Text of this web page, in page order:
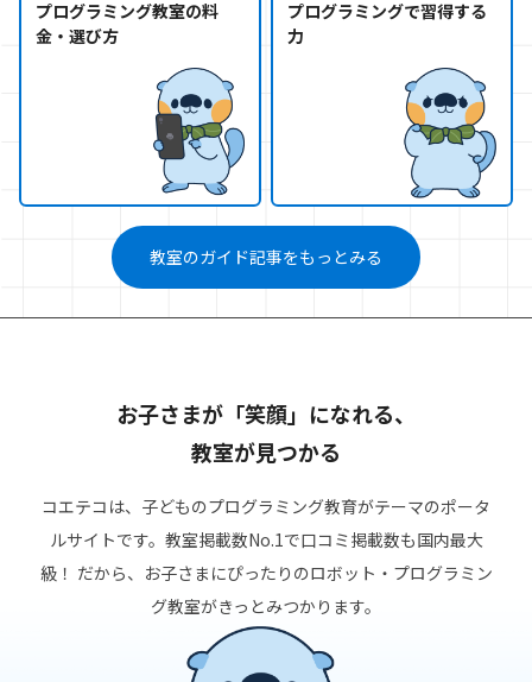
プログラミング教室の料
金・選び方
プログラミングで習得する
力
教室のガイド記事をもっとみる
お子さまが「笑顔」になれる、
教室が見つかる
コエテコは、子どものプログラミング教育がテーマのポータ
ルサイトです。教室掲載数No.1で口コミ掲載数も国内最大
級！ だから、お子さまにぴったりのロボット・プログラミン
グ教室がきっとみつかります。